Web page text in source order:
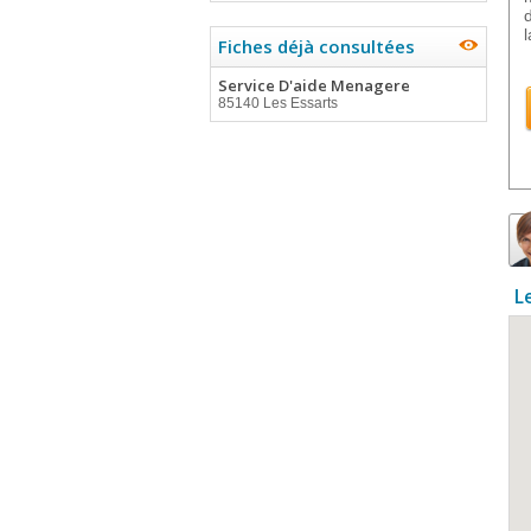
Fiches déjà consultées
Service D'aide Menagere
85140 Les Essarts